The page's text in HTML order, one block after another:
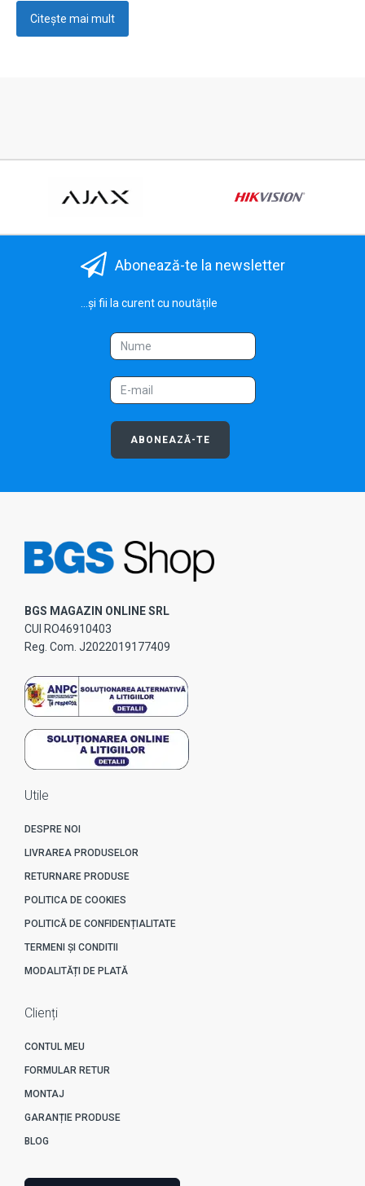
Citește mai mult
Abonează-te la newsletter
...și fii la curent cu noutățile
ABONEAZĂ-TE
BGS MAGAZIN ONLINE SRL
CUI RO46910403
Reg. Com. J2022019177409
Utile
DESPRE NOI
LIVRAREA PRODUSELOR
RETURNARE PRODUSE
POLITICA DE COOKIES
POLITICĂ DE CONFIDENȚIALITATE
TERMENI ȘI CONDITII
MODALITĂȚI DE PLATĂ
Clienți
CONTUL MEU
FORMULAR RETUR
MONTAJ
GARANȚIE PRODUSE
BLOG